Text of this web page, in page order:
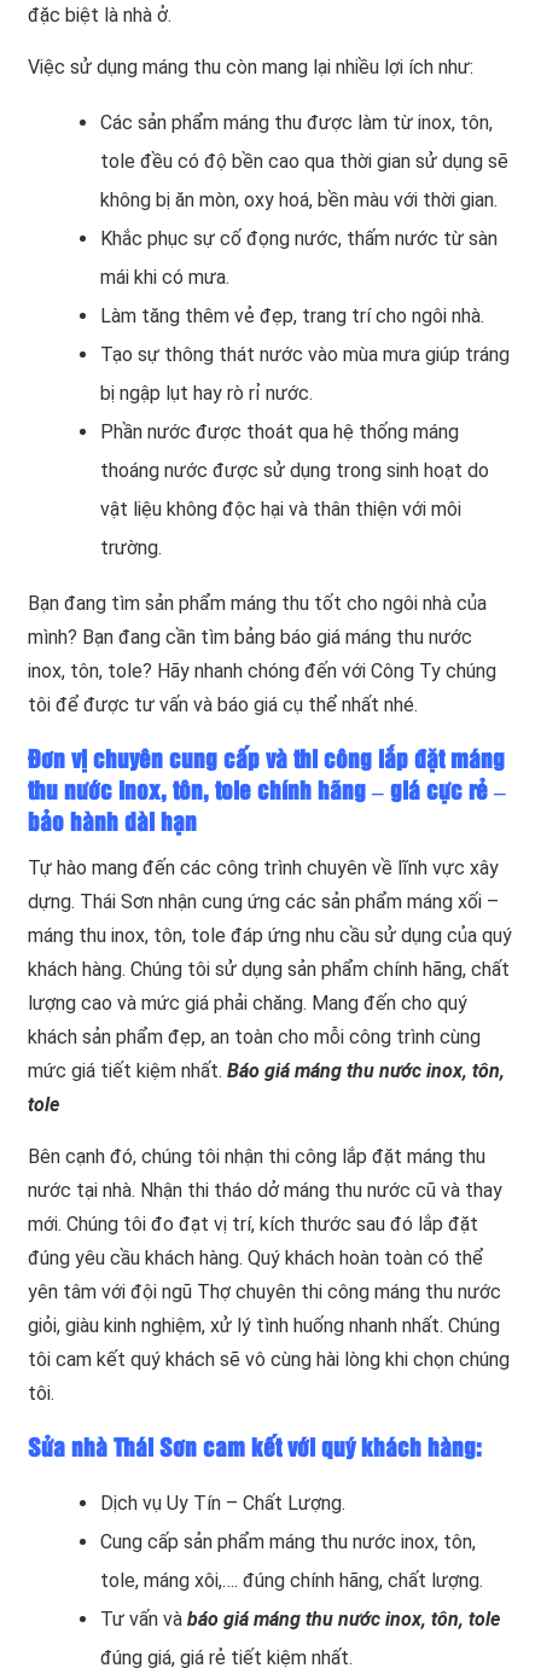
đặc biệt là nhà ở.
Việc sử dụng máng thu còn mang lại nhiều lợi ích như:
Các sản phẩm máng thu được làm từ inox, tôn,
tole đều có độ bền cao qua thời gian sử dụng sẽ
không bị ăn mòn, oxy hoá, bền màu với thời gian.
Khắc phục sự cố đọng nước, thấm nước từ sàn
mái khi có mưa.
Làm tăng thêm vẻ đẹp, trang trí cho ngôi nhà.
Tạo sự thông thát nước vào mùa mưa giúp tráng
bị ngập lụt hay rò rỉ nước.
Phần nước được thoát qua hệ thống máng
thoáng nước được sử dụng trong sinh hoạt do
vật liệu không độc hại và thân thiện với môi
trường.
Bạn đang tìm sản phẩm máng thu tốt cho ngôi nhà của
mình? Bạn đang cần tìm bảng báo giá máng thu nước
inox, tôn, tole? Hãy nhanh chóng đến với Công Ty chúng
tôi để được tư vấn và báo giá cụ thể nhất nhé.
Đơn vị chuyên cung cấp và thi công lắp đặt máng
thu nước inox, tôn, tole chính hãng – giá cực rẻ –
bảo hành dài hạn
Tự hào mang đến các công trình chuyên về lĩnh vực xây
dựng. Thái Sơn nhận cung ứng các sản phẩm máng xối –
máng thu inox, tôn, tole đáp ứng nhu cầu sử dụng của quý
khách hàng. Chúng tôi sử dụng sản phẩm chính hãng, chất
lượng cao và mức giá phải chăng. Mang đến cho quý
khách sản phẩm đẹp, an toàn cho mỗi công trình cùng
mức giá tiết kiệm nhất. Báo giá máng thu nước inox, tôn,
tole
Bên cạnh đó, chúng tôi nhận thi công lắp đặt máng thu
nước tại nhà. Nhận thi tháo dở máng thu nước cũ và thay
mới. Chúng tôi đo đạt vị trí, kích thước sau đó lắp đặt
đúng yêu cầu khách hàng. Quý khách hoàn toàn có thể
yên tâm với đội ngũ Thợ chuyên thi công máng thu nước
giỏi, giàu kinh nghiệm, xử lý tình huống nhanh nhất. Chúng
tôi cam kết quý khách sẽ vô cùng hài lòng khi chọn chúng
tôi.
Sửa nhà Thái Sơn cam kết với quý khách hàng:
Dịch vụ Uy Tín – Chất Lượng.
Cung cấp sản phẩm máng thu nước inox, tôn,
tole, máng xôi,…. đúng chính hãng, chất lượng.
Tư vấn và báo giá máng thu nước inox, tôn, tole
đúng giá, giá rẻ tiết kiệm nhất.